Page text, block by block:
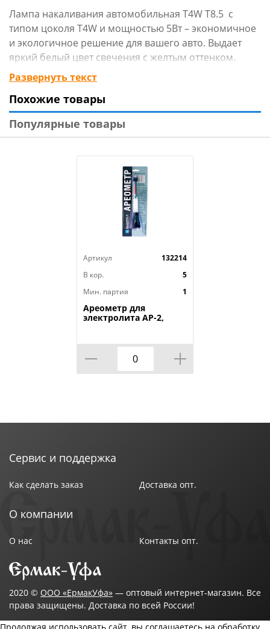
Лампа накаливания автомобильная T4W T8.5 с
типом цоколя T4W и мощностью 5Вт – экономичное
и экологичное решение для вашего авто. Выдает
яркий белый цвет свечения с желтым оттенком.
Характеризуется надежностью и высоким сроком
службы. 2 штуки в наборе.
Технические характеристики:
Тип товара : Лампа накаливания
Вес в упаковке : 0,02 кг
Материал : Кварцевое стекло
Размер упаковки : 1,4х9,8х14,1 см
Температура цвета : 3604 К
Тип лампы/цоколя : T4W
Страна производства : Китай
Развернуть текст
Похожие товары
Популярные товары
Артикул
132214
В кор.
5
Мин. партия
1
Ареометр для
электролита АР-2,
Сервис и поддержка
Как сделать заказ Доставка опт.
О компании
О нас Контакты опт.
2020 © ООО «ЕрмакУфа» — оптовый интернет-магазин. Все
права защищены. Доставка по всей России!